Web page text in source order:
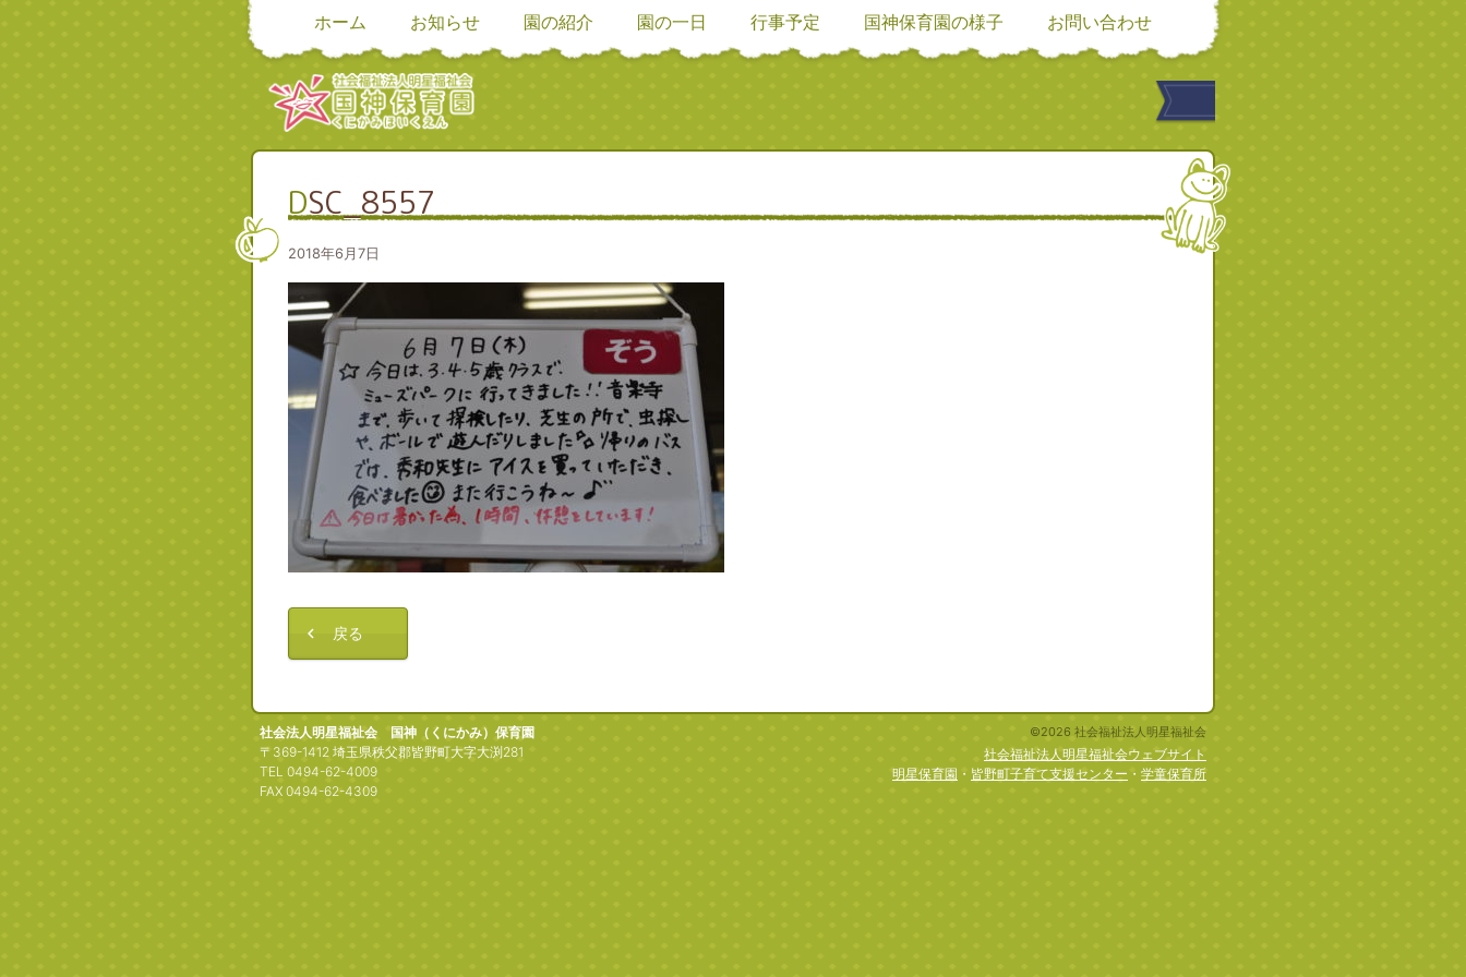
ホーム お知らせ 園の紹介 園の一日 行事予定 国神保育園の様子 お問い合わせ
DSC_8557
2018年6月7日
戻る
社会法人明星福祉会 国神（くにかみ）保育園
〒369-1412 埼玉県秩父郡皆野町大字大渕281
TEL 0494-62-4009
FAX 0494-62-4309
©2026 社会福祉法人明星福祉会
社会福祉法人明星福祉会ウェブサイト
明星保育園 ・ 皆野町子育て支援センター ・ 学童保育所